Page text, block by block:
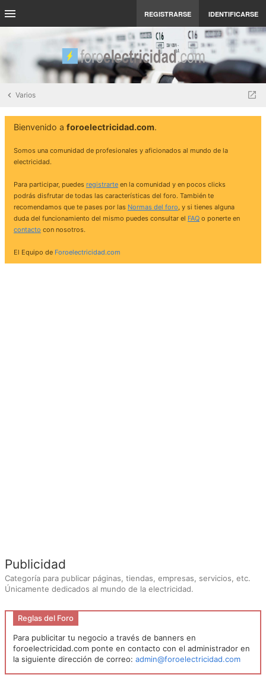
REGISTRARSE IDENTIFICARSE
Varios
Bienvenido a foroelectricidad.com.
Somos una comunidad de profesionales y aficionados al mundo de la
electricidad.
Para participar, puedes registrarte en la comunidad y en pocos clicks
podrás disfrutar de todas las características del foro. También te
recomendamos que te pases por las Normas del foro, y si tienes alguna
duda del funcionamiento del mismo puedes consultar el FAQ o ponerte en
contacto con nosotros.
El Equipo de Foroelectricidad.com
Publicidad
Categoría para publicar páginas, tiendas, empresas, servicios, etc.
Únicamente dedicados al mundo de la electricidad.
Reglas del Foro
Para publicitar tu negocio a través de banners en
foroelectricidad.com ponte en contacto con el administrador en
la siguiente dirección de correo: admin@foroelectricidad.com